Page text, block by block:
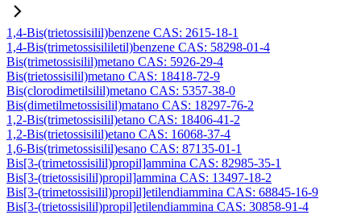
1,4-Bis(trietossisilil)benzene CAS: 2615-18-1
1,4-Bis(trimetossisililetil)benzene CAS: 58298-01-4
Bis(trimetossisilil)metano CAS: 5926-29-4
Bis(trietossisilil)metano CAS: 18418-72-9
Bis(clorodimetilsilil)metano CAS: 5357-38-0
Bis(dimetilmetossisilil)matano CAS: 18297-76-2
1,2-Bis(trimetossisilil)etano CAS: 18406-41-2
1,2-Bis(trietossisilil)etano CAS: 16068-37-4
1,6-Bis(trimetossisilil)esano CAS: 87135-01-1
Bis[3-(trimetossisilil)propil]ammina CAS: 82985-35-1
Bis[3-(trietossisilil)propil]ammina CAS: 13497-18-2
Bis[3-(trimetossisilil)propil]etilendiammina CAS: 68845-16-9
Bis[3-(trietossisilil)propil]etilendiammina CAS: 30858-91-4